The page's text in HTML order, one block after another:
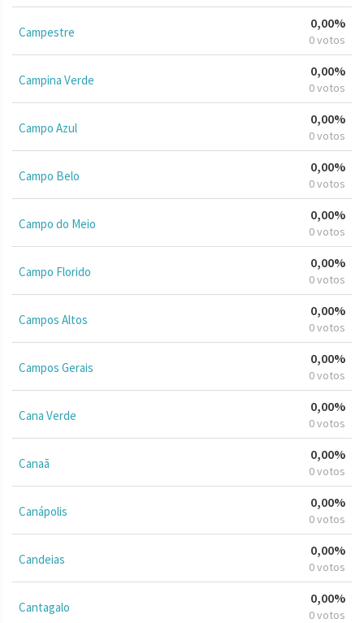
Campestre
0,00%
0 votos
Campina Verde
0,00%
0 votos
Campo Azul
0,00%
0 votos
Campo Belo
0,00%
0 votos
Campo do Meio
0,00%
0 votos
Campo Florido
0,00%
0 votos
Campos Altos
0,00%
0 votos
Campos Gerais
0,00%
0 votos
Cana Verde
0,00%
0 votos
Canaã
0,00%
0 votos
Canápolis
0,00%
0 votos
Candeias
0,00%
0 votos
Cantagalo
0,00%
0 votos